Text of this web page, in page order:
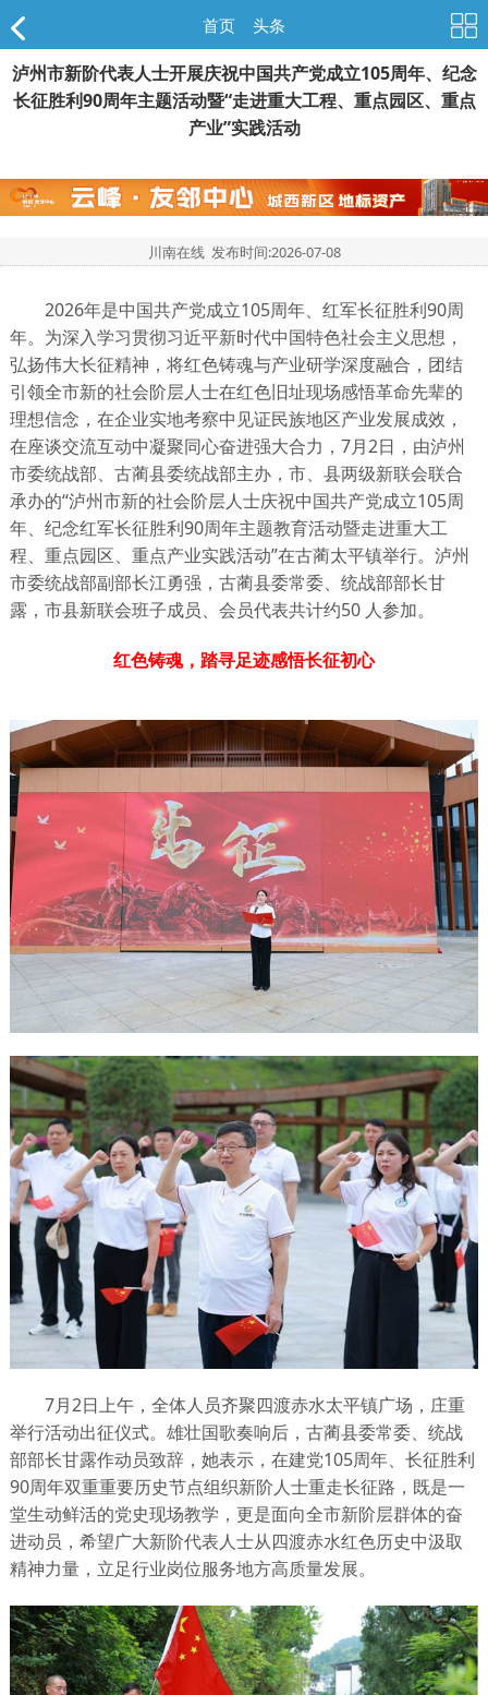
首页 头条
泸州市新阶代表人士开展庆祝中国共产党成立105周年、纪念
长征胜利90周年主题活动暨“走进重大工程、重点园区、重点
产业”实践活动
川南在线 发布时间:2026-07-08
2026年是中国共产党成立105周年、红军长征胜利90周
年。为深入学习贯彻习近平新时代中国特色社会主义思想，
弘扬伟大长征精神，将红色铸魂与产业研学深度融合，团结
引领全市新的社会阶层人士在红色旧址现场感悟革命先辈的
理想信念，在企业实地考察中见证民族地区产业发展成效，
在座谈交流互动中凝聚同心奋进强大合力，7月2日，由泸州
市委统战部、古蔺县委统战部主办，市、县两级新联会联合
承办的“泸州市新的社会阶层人士庆祝中国共产党成立105周
年、纪念红军长征胜利90周年主题教育活动暨走进重大工
程、重点园区、重点产业实践活动”在古蔺太平镇举行。泸州
市委统战部副部长江勇强，古蔺县委常委、统战部部长甘
露，市县新联会班子成员、会员代表共计约50 人参加。
红色铸魂，踏寻足迹感悟长征初心
7月2日上午，全体人员齐聚四渡赤水太平镇广场，庄重
举行活动出征仪式。雄壮国歌奏响后，古蔺县委常委、统战
部部长甘露作动员致辞，她表示，在建党105周年、长征胜利
90周年双重重要历史节点组织新阶人士重走长征路，既是一
堂生动鲜活的党史现场教学，更是面向全市新阶层群体的奋
进动员，希望广大新阶代表人士从四渡赤水红色历史中汲取
精神力量，立足行业岗位服务地方高质量发展。